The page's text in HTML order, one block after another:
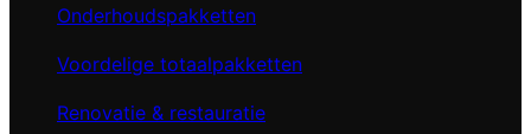
Onderhoudspakketten
Voordelige totaalpakketten
Renovatie & restauratie